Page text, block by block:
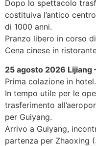
Dopo lo spettacolo
costituiva l’antico
di 1000 anni.
Pranzo libero in corso
Cena cinese in
25 agosto 2026 Lijiang
Prima colazione in hotel.
In tempo utile per le
trasferimento
per Guiyang.
Arrivo a Guiyang,
partenza per Zhaoxing